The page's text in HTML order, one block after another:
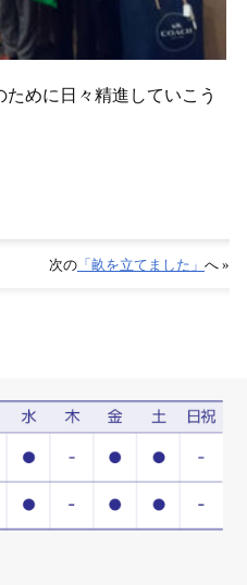
めに日々精進していこう
次の 「畝を立てました」 へ »